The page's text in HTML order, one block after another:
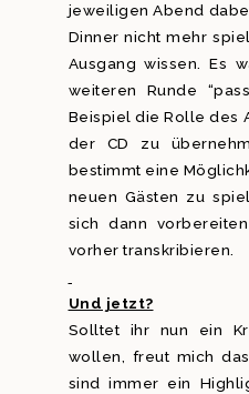
jeweiligen Abend
Dinner nicht mehr
Ausgang wissen. Es
weiteren Runde
Beispiel die Rolle des
der CD zu
bestimmt eine
neuen Gästen zu
sich dann
vorher transkribieren.
Und jetzt?
Solltet ihr nun ein
wollen, freut mich
sind immer ein